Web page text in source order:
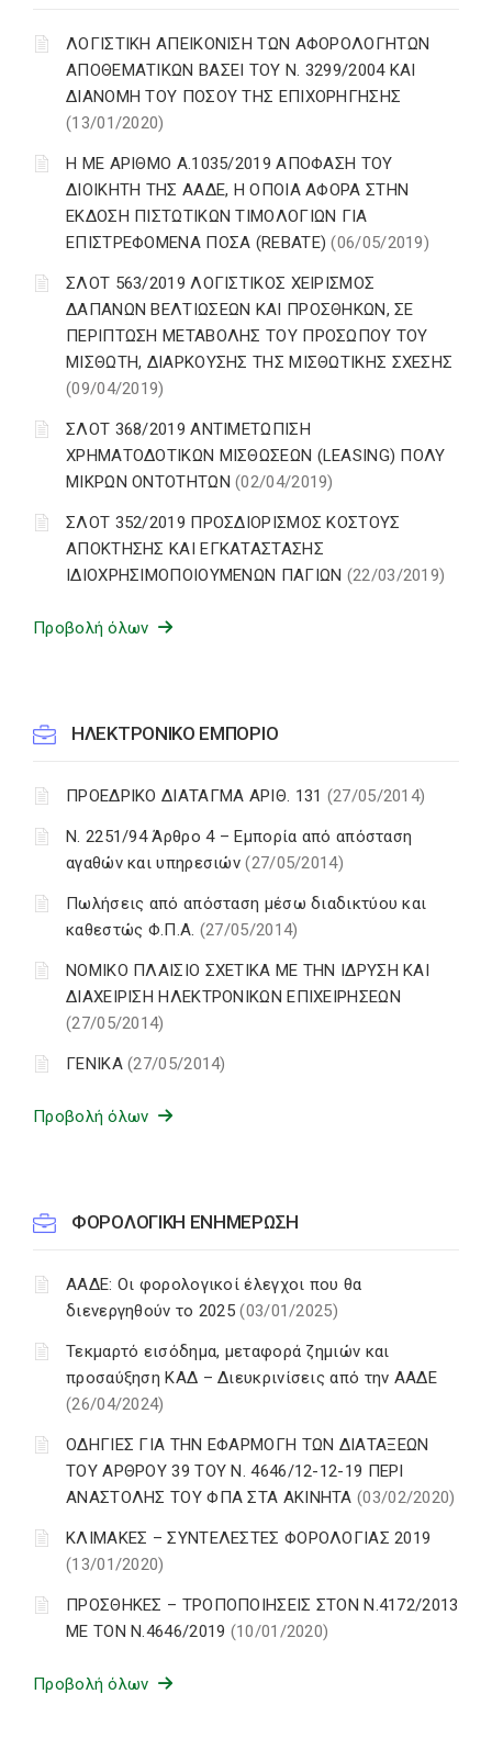
ΛΟΓΙΣΤΙΚΗ ΑΠΕΙΚΟΝΙΣΗ ΤΩΝ ΑΦΟΡΟΛΟΓΗΤΩΝ
ΑΠΟΘΕΜΑΤΙΚΩΝ ΒΑΣΕΙ ΤΟΥ N. 3299/2004 ΚΑΙ
ΔΙΑΝΟΜΗ ΤΟΥ ΠΟΣΟΥ ΤΗΣ ΕΠΙΧΟΡΗΓΗΣΗΣ
(13/01/2020)
Η ΜΕ ΑΡΙΘΜΟ Α.1035/2019 ΑΠΟΦΑΣΗ ΤΟΥ
ΔΙΟΙΚΗΤΗ ΤΗΣ ΑΑΔΕ, Η ΟΠΟΙΑ ΑΦΟΡΑ ΣΤΗΝ
ΕΚΔΟΣΗ ΠΙΣΤΩΤΙΚΩΝ ΤΙΜΟΛΟΓΙΩΝ ΓΙΑ
ΕΠΙΣΤΡΕΦΟΜΕΝΑ ΠΟΣΑ (REBATE)(06/05/2019)
ΣΛΟΤ 563/2019 ΛΟΓΙΣΤΙΚΟΣ ΧΕΙΡΙΣΜΟΣ
ΔΑΠΑΝΩΝ ΒΕΛΤΙΩΣΕΩΝ ΚΑΙ ΠΡΟΣΘΗΚΩΝ, ΣΕ
ΠΕΡΙΠΤΩΣΗ ΜΕΤΑΒΟΛΗΣ ΤΟΥ ΠΡΟΣΩΠΟΥ ΤΟΥ
ΜΙΣΘΩΤΗ, ΔΙΑΡΚΟΥΣΗΣ ΤΗΣ ΜΙΣΘΩΤΙΚΗΣ ΣΧΕΣΗΣ
(09/04/2019)
ΣΛΟΤ 368/2019 ΑΝΤΙΜΕΤΩΠΙΣΗ
ΧΡΗΜΑΤΟΔΟΤΙΚΩΝ ΜΙΣΘΩΣΕΩΝ (LEASING) ΠΟΛΥ
ΜΙΚΡΩΝ ΟΝΤΟΤΗΤΩΝ(02/04/2019)
ΣΛΟΤ 352/2019 ΠΡΟΣΔΙΟΡΙΣΜΟΣ ΚΟΣΤΟΥΣ
ΑΠΟΚΤΗΣΗΣ ΚΑΙ ΕΓΚΑΤΑΣΤΑΣΗΣ
ΙΔΙΟΧΡΗΣΙΜΟΠΟΙΟΥΜΕΝΩΝ ΠΑΓΙΩΝ (22/03/2019)
Προβολή όλων
ΗΛΕΚΤΡΟΝΙΚΟ ΕΜΠΟΡΙΟ
ΠΡΟΕΔΡΙΚΟ ΔΙΑΤΑΓΜΑ ΑΡΙΘ. 131 (27/05/2014)
Ν. 2251/94 Άρθρο 4 – Εμπορία από απόσταση
αγαθών και υπηρεσιών(27/05/2014)
Πωλήσεις από απόσταση μέσω διαδικτύου και
καθεστώς Φ.Π.Α. (27/05/2014)
ΝΟΜΙΚΟ ΠΛΑΙΣΙΟ ΣΧΕΤΙΚΑ ΜΕ ΤΗΝ ΙΔΡΥΣΗ ΚΑΙ
ΔΙΑΧΕΙΡΙΣΗ ΗΛΕΚΤΡΟΝΙΚΩΝ ΕΠΙΧΕΙΡΗΣΕΩΝ
(27/05/2014)
ΓΕΝΙΚΑ(27/05/2014)
Προβολή όλων
ΦΟΡΟΛΟΓΙΚΗ ΕΝΗΜΕΡΩΣΗ
ΑΑΔΕ: Οι φορολογικοί έλεγχοι που θα
διενεργηθούν το 2025(03/01/2025)
Τεκμαρτό εισόδημα, μεταφορά ζημιών και
προσαύξηση ΚΑΔ – Διευκρινίσεις από την ΑΑΔΕ
(26/04/2024)
ΟΔΗΓΙΕΣ ΓΙΑ ΤΗΝ ΕΦΑΡΜΟΓΗ ΤΩΝ ΔΙΑΤΑΞΕΩΝ
ΤΟΥ ΑΡΘΡΟΥ 39 ΤΟΥ Ν. 4646/12-12-19 ΠΕΡΙ
ΑΝΑΣΤΟΛΗΣ ΤΟΥ ΦΠΑ ΣΤΑ ΑΚΙΝΗΤΑ (03/02/2020)
ΚΛΙΜΑΚΕΣ – ΣΥΝΤΕΛΕΣΤΕΣ ΦΟΡΟΛΟΓΙΑΣ 2019
(13/01/2020)
ΠΡΟΣΘΗΚΕΣ – ΤΡΟΠΟΠΟΙΗΣΕΙΣ ΣΤΟΝ Ν.4172/2013
ΜΕ ΤΟΝ Ν.4646/2019 (10/01/2020)
Προβολή όλων